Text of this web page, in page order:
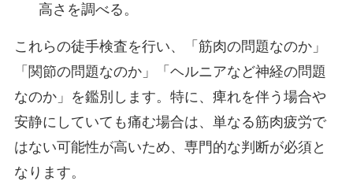
高さを調べる。
これらの徒手検査を行い、「筋肉の問題なのか」
「関節の問題なのか」「ヘルニアなど神経の問題
なのか」を鑑別します。特に、痺れを伴う場合や
安静にしていても痛む場合は、単なる筋肉疲労で
はない可能性が高いため、専門的な判断が必須と
なります。